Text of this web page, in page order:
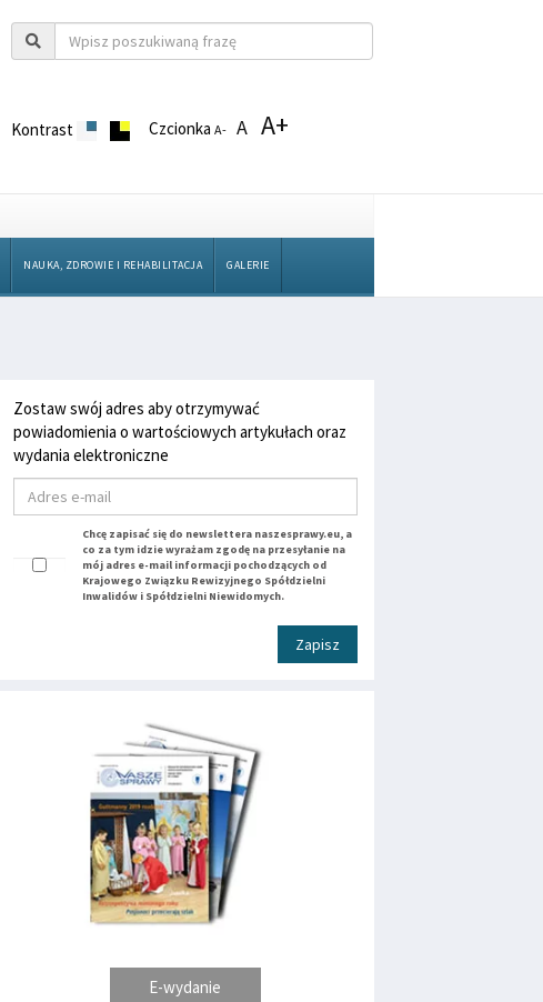
Kontrast CzcionkaA- A A+
NAUKA, ZDROWIE I REHABILITACJA GALERIE
Zostaw swój adres aby otrzymywać
powiadomienia o wartościowych artykułach oraz
wydania elektroniczne
Chcę zapisać się do newslettera naszesprawy.eu, a
co za tym idzie wyrażam zgodę na przesyłanie na
mój adres e-mail informacji pochodzących od
Krajowego Związku Rewizyjnego Spółdzielni
Inwalidów i Spółdzielni Niewidomych.
Zapisz
E-wydanie